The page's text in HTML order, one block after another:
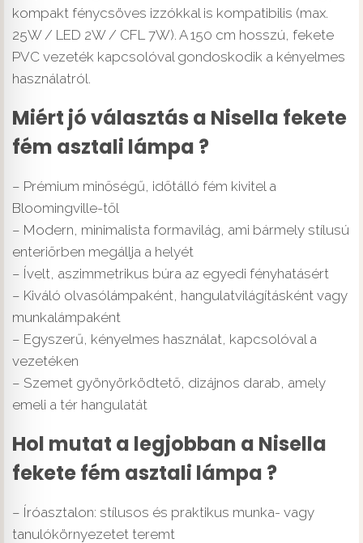
kompakt fénycsöves izzókkal is kompatibilis (max.
25W / LED 2W / CFL 7W). A 150 cm hosszú, fekete
PVC vezeték kapcsolóval gondoskodik a kényelmes
használatról.
Miért jó választás a Nisella fekete
fém asztali lámpa ?
– Prémium minőségű, időtálló fém kivitel a
Bloomingville-től
– Modern, minimalista formavilág, ami bármely stílusú
enteriőrben megállja a helyét
– Ívelt, aszimmetrikus búra az egyedi fényhatásért
– Kiváló olvasólámpaként, hangulatvilágításként vagy
munkalámpaként
– Egyszerű, kényelmes használat, kapcsolóval a
vezetéken
– Szemet gyönyörködtető, dizájnos darab, amely
emeli a tér hangulatát
Hol mutat a legjobban a Nisella
fekete fém asztali lámpa ?
– Íróasztalon: stílusos és praktikus munka- vagy
tanulókörnyezetet teremt